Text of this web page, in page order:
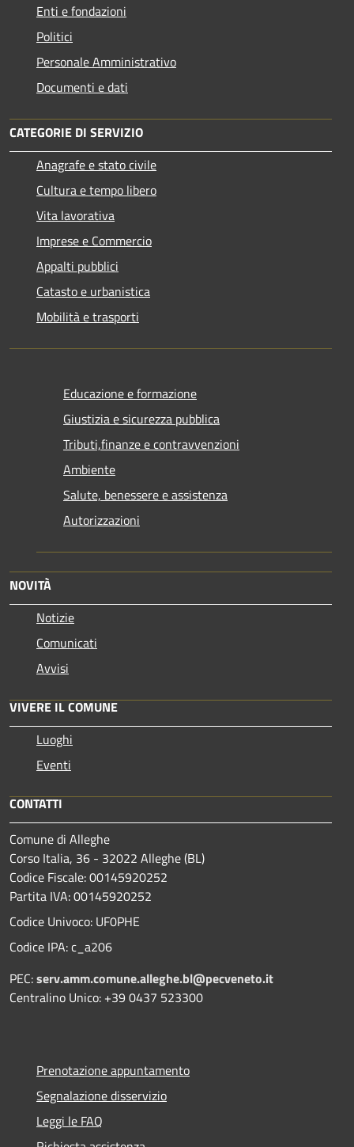
Enti e fondazioni
Politici
Personale Amministrativo
Documenti e dati
CATEGORIE DI SERVIZIO
Anagrafe e stato civile
Cultura e tempo libero
Vita lavorativa
Imprese e Commercio
Appalti pubblici
Catasto e urbanistica
Mobilità e trasporti
Educazione e formazione
Giustizia e sicurezza pubblica
Tributi,finanze e contravvenzioni
Ambiente
Salute, benessere e assistenza
Autorizzazioni
NOVITÀ
Notizie
Comunicati
Avvisi
VIVERE IL COMUNE
Luoghi
Eventi
CONTATTI
Comune di Alleghe
Corso Italia, 36 - 32022 Alleghe (BL)
Codice Fiscale: 00145920252
Partita IVA: 00145920252
Codice Univoco: UF0PHE
Codice IPA: c_a206
PEC:serv.amm.comune.alleghe.bl@pecveneto.it
Centralino Unico: +39 0437 523300
Prenotazione appuntamento
Segnalazione disservizio
Leggi le FAQ